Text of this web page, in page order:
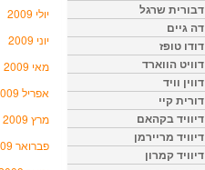
יולי 2009
יוני 2009
מאי 2009
אפריל 2009
מרץ 2009
פברואר 2009
דבורית שרגל
דה גיים
דודו טופז
דוויט הווארד
דווין וויד
דורית קיי
דיוויד בקהאם
דיוויד מריירמן
דיוויד קמרון